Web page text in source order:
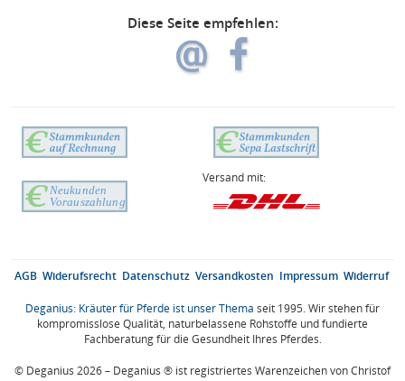
Diese Seite empfehlen:
Versand mit:
AGB Widerufsrecht Datenschutz Versandkosten Impressum Widerruf
Deganius: Kräuter für Pferde ist unser Thema seit 1995. Wir stehen für
kompromisslose Qualität, naturbelassene Rohstoffe und fundierte
Fachberatung für die Gesundheit Ihres Pferdes.
© Deganius 2026 – Deganius ® ist registriertes Warenzeichen von Christof